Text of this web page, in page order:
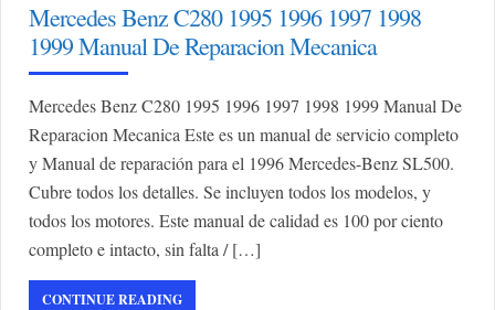
Mercedes Benz C280 1995 1996 1997 1998
1999 Manual De Reparacion Mecanica
Mercedes Benz C280 1995 1996 1997 1998 1999 Manual De
Reparacion Mecanica Este es un manual de servicio completo
y Manual de reparación para el 1996 Mercedes-Benz SL500.
Cubre todos los detalles. Se incluyen todos los modelos, y
todos los motores. Este manual de calidad es 100 por ciento
completo e intacto, sin falta / […]
CONTINUE READING